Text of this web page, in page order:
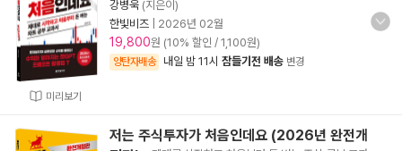
미리보기
강병욱 (지은이)
한빛비즈
2026년 02월
19,800원 (10% 할인 / 1,100원)
양탄자배송 내일 밤 11시 잠들기전 배송 변경
저는 주식투자가 처음인데요 (2026년 완전개